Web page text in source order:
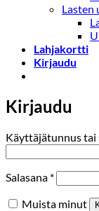
Lasten
Lahjakortti
Kirjaudu
Kirjaudu
Käyttäjätunnus
Salasana *
Muista minut